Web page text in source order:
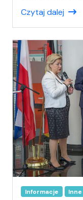
Czytaj dalej
Informacje